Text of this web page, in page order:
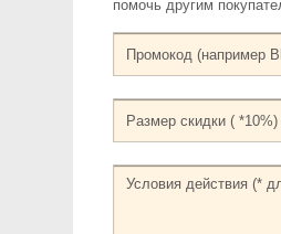
помочь другим